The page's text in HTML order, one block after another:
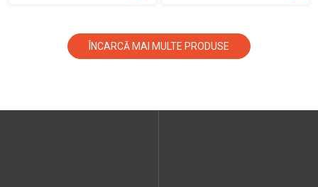
ÎNCARCĂ MAI MULTE PRODUSE